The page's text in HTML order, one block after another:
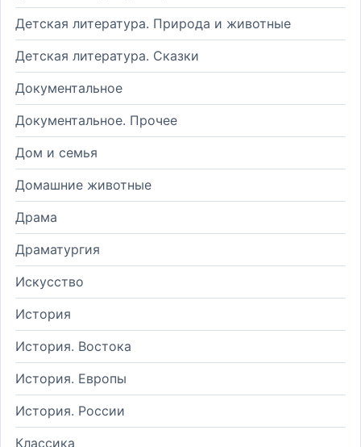
Детская литература. Природа и животные
Детская литература. Сказки
Документальное
Документальное. Прочее
Дом и семья
Домашние животные
Драма
Драматургия
Искусство
История
История. Востока
История. Европы
История. России
Классика